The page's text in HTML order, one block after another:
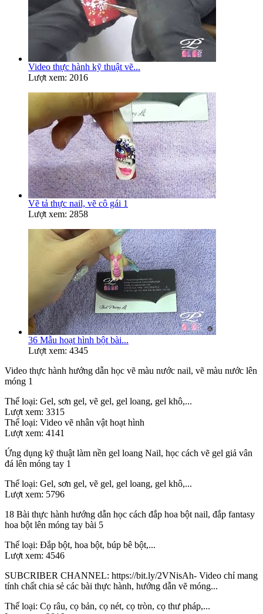
Video thực hành kỹ thuật vẽ...
Lượt xem: 2016
Vẽ tả thực nail, vẽ cô gái 1
Lượt xem: 2858
36 Mẫu hoạt hình bột bài...
Lượt xem: 4345
Video thực hành hướng dẫn học vẽ màu nước nail, vẽ màu nước lên
móng 1
Thể loại: Gel, sơn gel, vẽ gel, gel loang, gel khô,...
Lượt xem: 3315
Thể loại: Video vẽ nhân vật hoạt hình
Lượt xem: 4141
Ứng dụng kỹ thuật làm nền gel loang Nail, học cách vẽ gel giả vân
đá lên móng tay 1
Thể loại: Gel, sơn gel, vẽ gel, gel loang, gel khô,...
Lượt xem: 5796
18 Bài thực hành hướng dẫn học cách đắp hoa bột nail, đắp fantasy
hoa bột lên móng tay bài 5
Thể loại: Đắp bột, hoa bột, búp bê bột,...
Lượt xem: 4546
SUBCRIBER CHANNEL: https://bit.ly/2VNisAh- Video chỉ mang
tính chất chia sẻ các bài thực hành, hướng dẫn vẽ móng...
Thể loại: Cọ râu, cọ bản, cọ nét, cọ tròn, cọ thư pháp,...